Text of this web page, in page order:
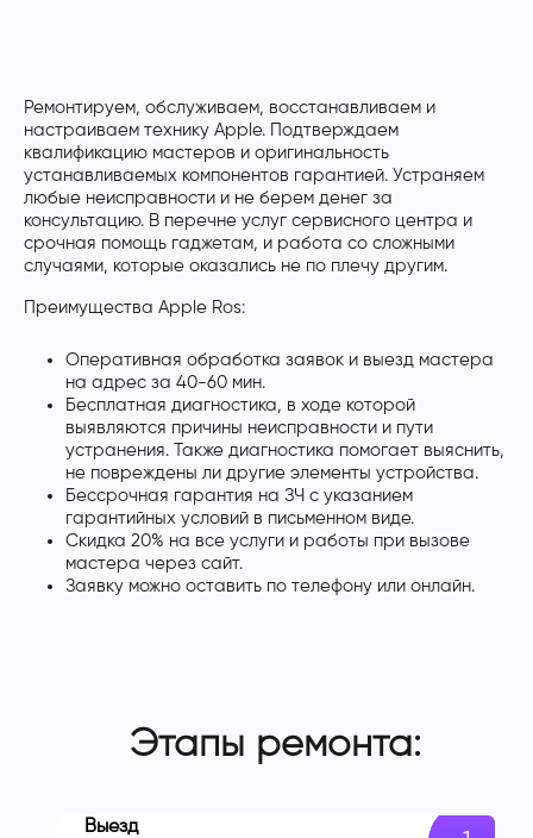
Ремонтируем, обслуживаем, восстанавливаем и
настраиваем технику Apple. Подтверждаем
квалификацию мастеров и оригинальность
устанавливаемых компонентов гарантией. Устраняем
любые неисправности и не берем денег за
консультацию. В перечне услуг сервисного центра и
срочная помощь гаджетам, и работа со сложными
случаями, которые оказались не по плечу другим.
Преимущества Apple Ros:
Оперативная обработка заявок и выезд мастера
на адрес за 40-60 мин.
Бесплатная диагностика, в ходе которой
выявляются причины неисправности и пути
устранения. Также диагностика помогает выяснить,
не повреждены ли другие элементы устройства.
Бессрочная гарантия на ЗЧ с указанием
гарантийных условий в письменном виде.
Скидка 20% на все услуги и работы при вызове
мастера через сайт.
Заявку можно оставить по телефону или онлайн.
Этапы ремонта:
Выезд